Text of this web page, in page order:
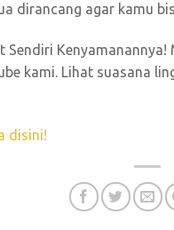
dirancang agar kamu
Sendiri
kami. Lihat suasana
disini!